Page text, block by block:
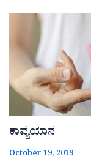
ಕಾವ್ಯಯಾನ
October 19, 2019